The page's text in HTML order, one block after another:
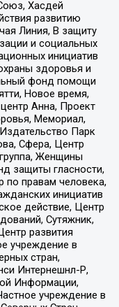
Хасдей
развитию
Линия, В защиту
и социальных
инициатив
здоровья и
фонд помощи
Новое время,
Анна, Проект
Мемориал,
Парк
Сфера, Центр
Женщины
защиты гласности,
по правам человека,
инициатив
действие, Центр
Сутяжник,
развития
учреждение в
стран,
Интернешнл-Р,
Информации,
учреждение в